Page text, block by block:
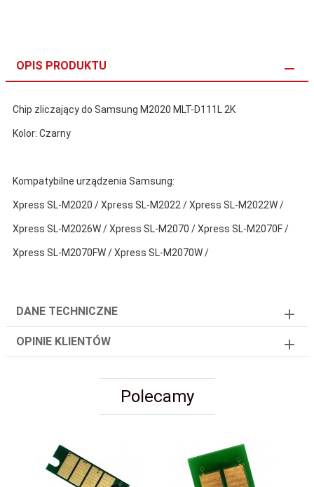
OPIS PRODUKTU
Chip zliczający do Samsung M2020 MLT-D111L 2K
Kolor: Czarny
Kompatybilne urządzenia Samsung:
Xpress SL-M2020 / Xpress SL-M2022 / Xpress SL-M2022W /
Xpress SL-M2026W / Xpress SL-M2070 / Xpress SL-M2070F /
Xpress SL-M2070FW / Xpress SL-M2070W /
DANE TECHNICZNE
OPINIE KLIENTÓW
Polecamy